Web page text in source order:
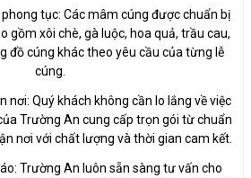
tục: Các mâm cúng được chuẩn bị
gồm xôi chè, gà luộc, hoa quả, trầu cau,
đồ cúng khác theo yêu cầu của từng lễ
cúng.
nơi: Quý khách không cần lo lắng về việc
Trường An cung cấp trọn gói từ chuẩn
nơi với chất lượng và thời gian cam kết.
Trường An luôn sẵn sàng tư vấn cho